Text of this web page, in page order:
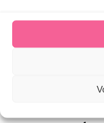
Il peut être
inspecteur du
procédure.